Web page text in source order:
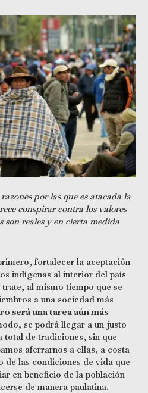
por las que es atacada la
conspirar contra los valores
reales y en cierta medida
fortalecer la aceptación
indígenas al interior del país
al mismo tiempo que se
a una sociedad más
será una tarea aún más
se podrá llegar a un justo
de tradiciones, sin que
aferrarnos a ellas, a costa
de las condiciones de vida que
en beneficio de la población
de manera paulatina.